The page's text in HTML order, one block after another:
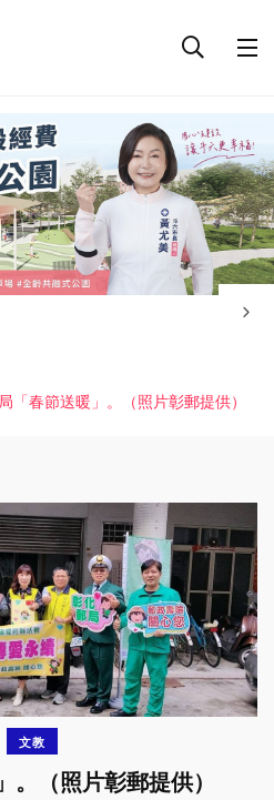
「春節送暖」。（照片彰郵提供）
文教
。（照片彰郵提供）